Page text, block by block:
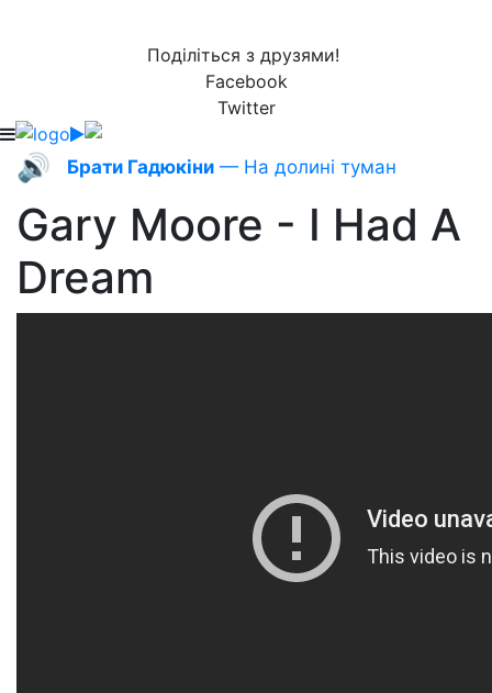
Поділіться з друзями!
Facebook
Twitter
🔊 Брати Гадюкіни — На долині туман
Gary Moore - I Had A
Dream